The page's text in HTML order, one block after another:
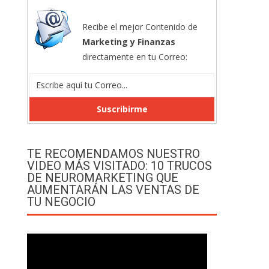
Recibe el mejor Contenido de
Marketing y Finanzas
directamente en tu Correo:
TE RECOMENDAMOS NUESTRO
VIDEO MÁS VISITADO: 10 TRUCOS
DE NEUROMARKETING QUE
AUMENTARÁN LAS VENTAS DE
TU NEGOCIO